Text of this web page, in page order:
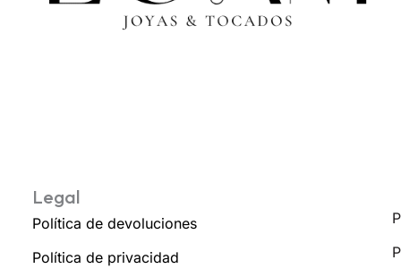
Legal
Política de devoluciones
Política de privacidad